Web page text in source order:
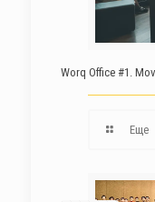
Worq Office #1.
Еще